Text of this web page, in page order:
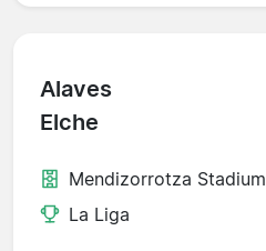
Alaves
Elche
Mendizorrotza Stadium
La Liga